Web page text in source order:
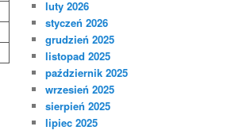
luty 2026
styczeń 2026
grudzień 2025
listopad 2025
październik 2025
wrzesień 2025
sierpień 2025
lipiec 2025